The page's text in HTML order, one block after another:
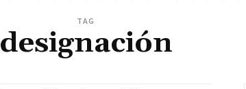
TAG
designación